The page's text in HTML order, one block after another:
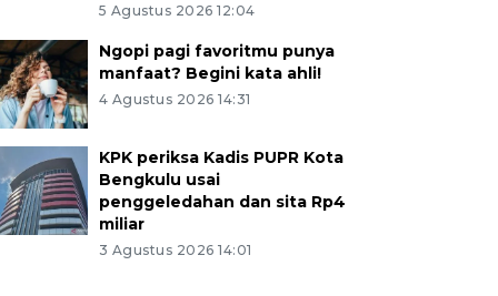
5 Agustus 2026 12:04
Ngopi pagi favoritmu punya
manfaat? Begini kata ahli!
4 Agustus 2026 14:31
KPK periksa Kadis PUPR Kota
Bengkulu usai
penggeledahan dan sita Rp4
miliar
3 Agustus 2026 14:01